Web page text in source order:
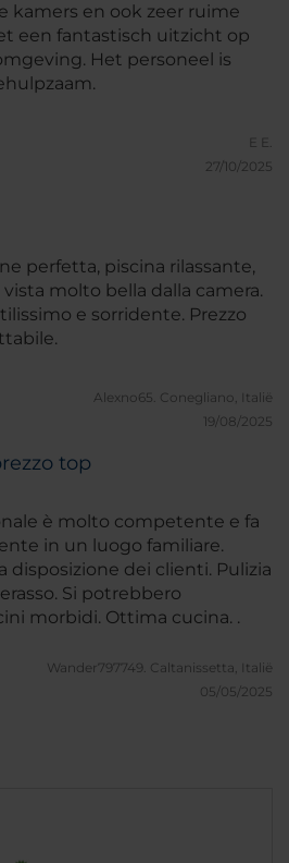
kamers en ook zeer ruime
een fantastisch uitzicht op
Het personeel is
E E.
27/10/2025
perfetta, piscina rilassante,
molto bella dalla camera.
e sorridente. Prezzo
Alexno65. Conegliano, Italië
19/08/2025
top
è molto competente e fa
in un luogo familiare.
disposizione dei clienti. Pulizia
Si potrebbero
morbidi. Ottima cucina. .
Wander797749. Caltanissetta, Italië
05/05/2025